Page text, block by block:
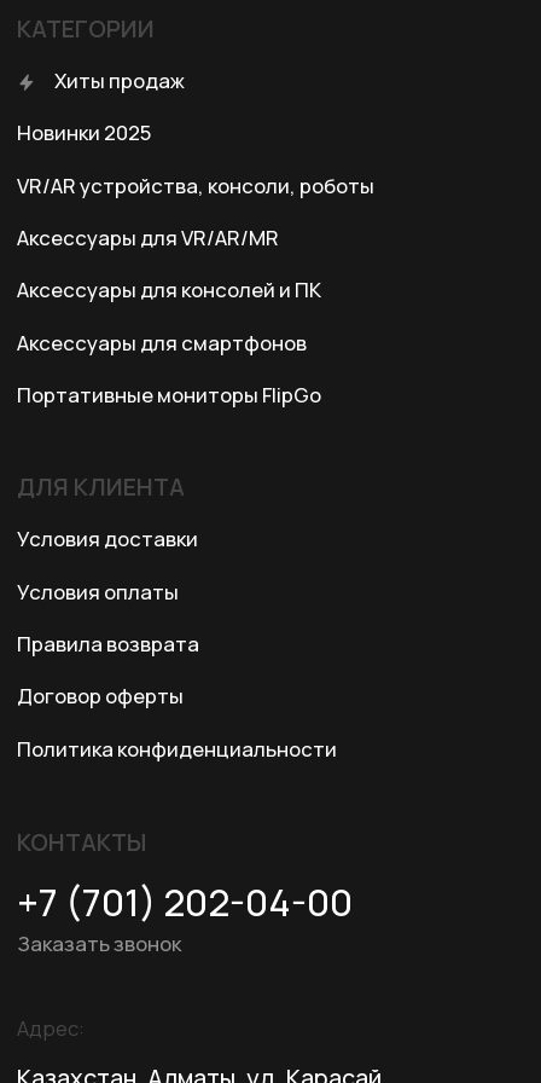
+7 (701) 202-04-00
© 2024 XRTech. All Rights Reserved.
батыра, БЦ Карасай, блок В,
3 этаж, 301 офис
Ежедневно с 10:00 до 19:00